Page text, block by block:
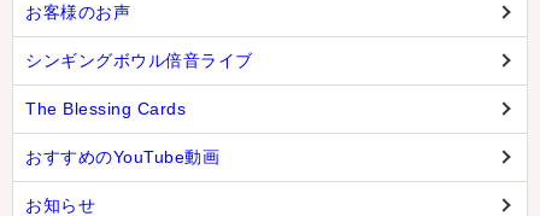
お客様のお声
シンギングボウル倍音ライブ
The Blessing Cards
おすすめのYouTube動画
お知らせ